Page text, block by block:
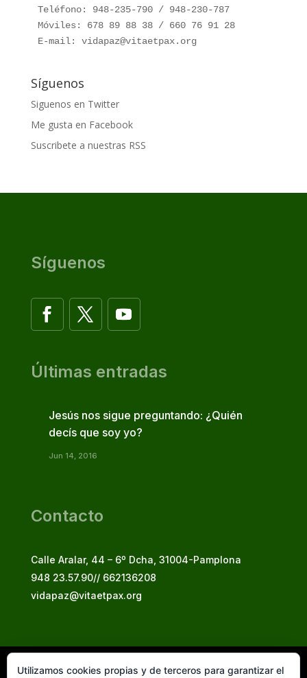
Teléfono: 948-235-790 / 948-230-787
Móviles: 678 89 88 38 / 660 76 91 28
E-mail: vidapaz@vitaetpax.org
Síguenos
Siguenos en Twitter
Me gusta en Facebook
Suscribete a nuestras RSS
Síguenos
Últimas entradas
Jesús nos sigue preguntando: ¿Quién
decís que soy yo?
Jun 14, 2016
Contacto
Calle Aralar, 44 – 6º Dcha, 31004-Pamplona
948 23.57.90// 662136208
vidapaz@vitaetpax.org
Vita et Pax, 2025
Utilizamos cookies propias y de terceros para garantizar el